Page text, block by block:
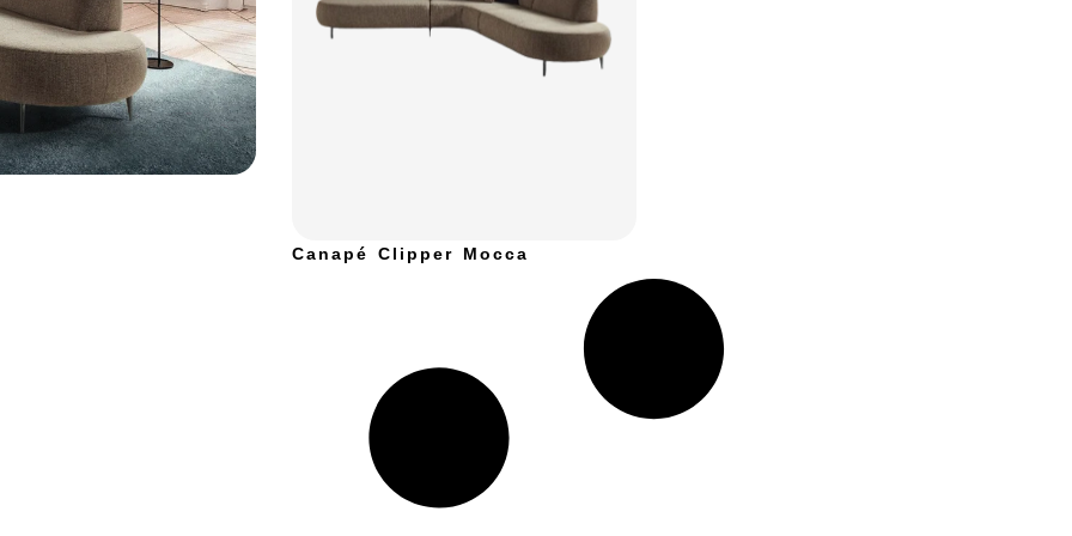
Canapé Clipper Mocca